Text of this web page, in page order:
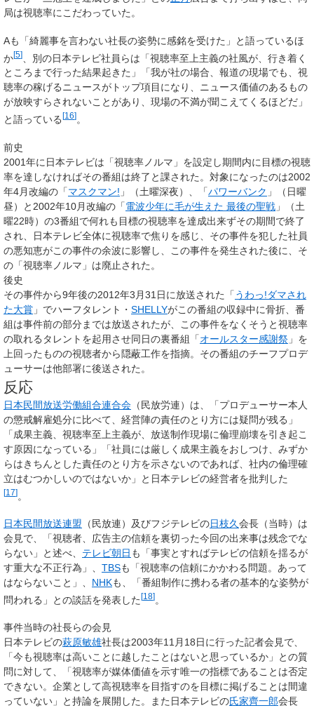
局は視聴率にこだわっていた。
Aも「綺麗事を言わない社長の姿勢に感銘を受けた」と語っているほ
か[5]
、別の日本テレビ社員らは「視聴率至上主義の社風が、行き着く
ところまで行った結果起きた」「我が社の場合、報道の現場でも、視
聴率の稼げるニュースがトップ項目になり、ニュース価値のあるもの
が放映すらされないことがあり、現場の不満が聞こえてくるほどだ」
と語っている [16] 。
前史
2001年に日本テレビは「視聴率ノルマ 」を設定し期間内に目標の視聴
率を達しなければその番組は終了と課された。対象になったのは2002
年4月改編の「マスクマン! 」（土曜深夜）、「パワーバンク 」（日曜
昼）と2002年10月改編の「電波少年に毛が生えた 最後の聖戦 」（土
曜22時）の3番組で何れも目標の視聴率を達成出来ずその期間で終了
され、日本テレビ全体に視聴率で焦りを感じ、その事件を犯した社員
の悪知恵がこの事件の余波に影響し、この事件を発生された後に、そ
の「視聴率ノルマ 」は廃止された。
後史
その事件から9年後の2012年3月31日に放送された「うわっ!ダマされ
た大賞 」でハーフタレント・ SHELLYがこの番組の収録中に骨折、番
組は事件前の部分までは放送されたが、この事件をなくそうと視聴率
の取れるタレントを起用させ同日の裏番組「オールスター感謝祭 」を
上回ったものの視聴者から隠蔽工作を指摘。その番組のチーフプロデ
ューサーは他部署に後送された。
反応
日本民間放送労働組合連合会 （民放労連）は、「プロデューサー本人
の懲戒解雇処分に比べて、経営陣の責任のとり方には疑問が残る」
「成果主義、視聴率至上主義が、放送制作現場に倫理崩壊を引き起こ
す原因になっている」「社員には厳しく成果主義をおしつけ、みずか
らはきちんとした責任のとり方を示さないのであれば、社内の倫理確
立はむつかしいのではないか」と日本テレビの経営者を批判した
[17]
日本民間放送連盟 （民放連）及びフジテレビの日枝久会長（当時）は
会見で、「視聴者、広告主の信頼を裏切った今回の出来事は残念でな
らない」と述べ、 テレビ朝日 も「事実とすればテレビの信頼を揺るが
す重大な不正行為」、 TBSも「視聴率の信頼にかかわる問題。あって
はならないこと」、 NHKも、「番組制作に携わる者の基本的な姿勢が
問われる」との談話を発表した[18]。
事件当時の社長らの会見
日本テレビの萩原敏雄社長は2003年11月18日に行った記者会見で、
「今も視聴率は高いことに越したことはないと思っているか」との質
問に対して、「視聴率が媒体価値を示す唯一の指標であることは否定
できない。企業として高視聴率を目指すのを目標に掲げることは間違
っていない」と持論を展開した。また日本テレビの氏家齊一郎会長